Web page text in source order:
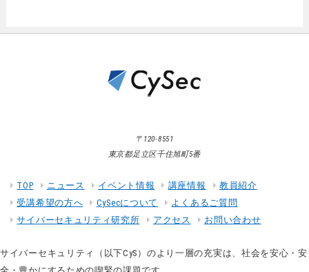
〒120-8551
東京都足立区千住旭町5番
TOP ニュース イベント情報 講座情報
教員紹介
受講希望の方へ
CySecについて
よくあるご質問
サイバーセキュリティ研究所
アクセス お問い合わせ
サイバーセキュリティ（以下CyS）のより一層の充実は、社会を安心・安